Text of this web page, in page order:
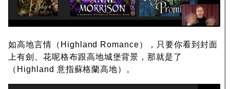
如高地言情（Highland Romance），只要你看到封面
上有劍、花呢格布跟高地城堡背景，那就是了
（Highland 意指蘇格蘭高地）。